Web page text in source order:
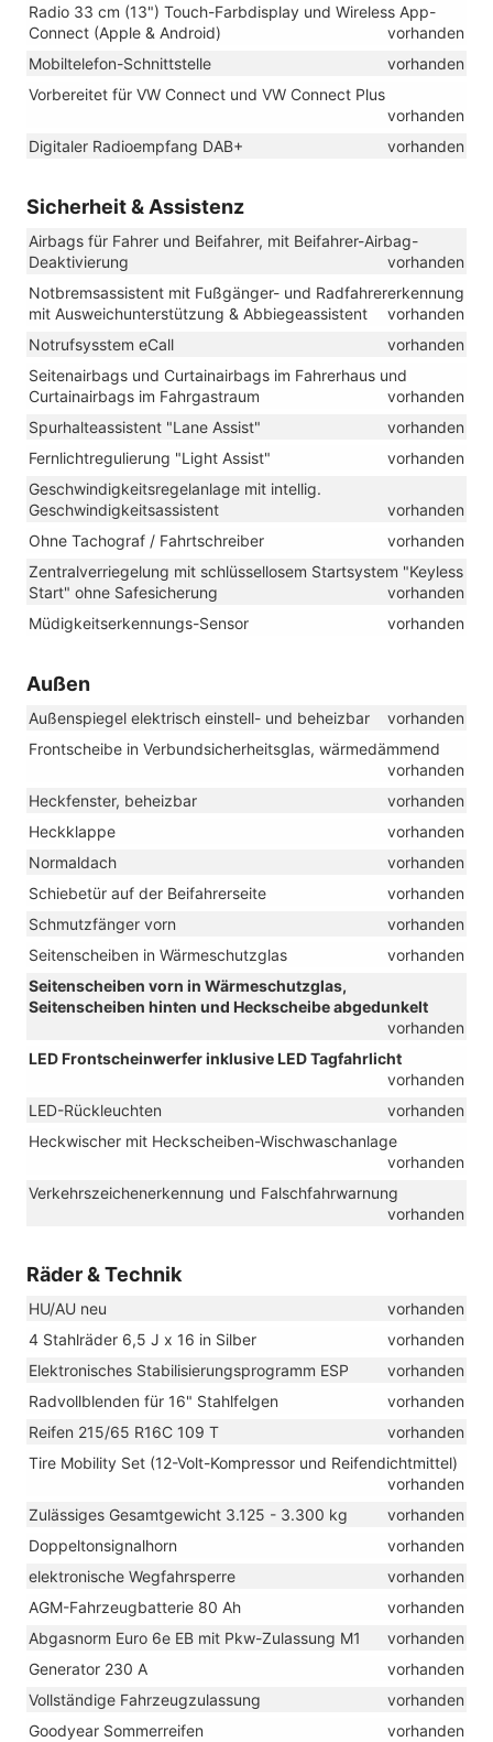
Radio 33 cm (13") Touch-Farbdisplay und Wireless App-
Connect (Apple & Android)
vorhanden
Mobiltelefon-Schnittstelle
vorhanden
Vorbereitet für VW Connect und VW Connect Plus
vorhanden
Digitaler Radioempfang DAB+
vorhanden
Sicherheit & Assistenz
Airbags für Fahrer und Beifahrer, mit Beifahrer-Airbag-
Deaktivierung
vorhanden
Notbremsassistent mit Fußgänger- und Radfahrererkennung
mit Ausweichunterstützung & Abbiegeassistent
vorhanden
Notrufsysstem eCall
vorhanden
Seitenairbags und Curtainairbags im Fahrerhaus und
Curtainairbags im Fahrgastraum
vorhanden
Spurhalteassistent "Lane Assist"
vorhanden
Fernlichtregulierung "Light Assist"
vorhanden
Geschwindigkeitsregelanlage mit intellig.
Geschwindigkeitsassistent
vorhanden
Ohne Tachograf / Fahrtschreiber
vorhanden
Zentralverriegelung mit schlüssellosem Startsystem "Keyless
Start" ohne Safesicherung
vorhanden
Müdigkeitserkennungs-Sensor
vorhanden
Außen
Außenspiegel elektrisch einstell- und beheizbar
vorhanden
Frontscheibe in Verbundsicherheitsglas, wärmedämmend
vorhanden
Heckfenster, beheizbar
vorhanden
Heckklappe
vorhanden
Normaldach
vorhanden
Schiebetür auf der Beifahrerseite
vorhanden
Schmutzfänger vorn
vorhanden
Seitenscheiben in Wärmeschutzglas
vorhanden
Seitenscheiben vorn in Wärmeschutzglas,
Seitenscheiben hinten und Heckscheibe abgedunkelt
vorhanden
LED Frontscheinwerfer inklusive LED Tagfahrlicht
vorhanden
LED-Rückleuchten
vorhanden
Heckwischer mit Heckscheiben-Wischwaschanlage
vorhanden
Verkehrszeichenerkennung und Falschfahrwarnung
vorhanden
Räder & Technik
HU/AU neu
vorhanden
4 Stahlräder 6,5 J x 16 in Silber
vorhanden
Elektronisches Stabilisierungsprogramm ESP
vorhanden
Radvollblenden für 16" Stahlfelgen
vorhanden
Reifen 215/65 R16C 109 T
vorhanden
Tire Mobility Set (12-Volt-Kompressor und Reifendichtmittel)
vorhanden
Zulässiges Gesamtgewicht 3.125 - 3.300 kg
vorhanden
Doppeltonsignalhorn
vorhanden
elektronische Wegfahrsperre
vorhanden
AGM-Fahrzeugbatterie 80 Ah
vorhanden
Abgasnorm Euro 6e EB mit Pkw-Zulassung M1
vorhanden
Generator 230 A
vorhanden
Vollständige Fahrzeugzulassung
vorhanden
Goodyear Sommerreifen
vorhanden